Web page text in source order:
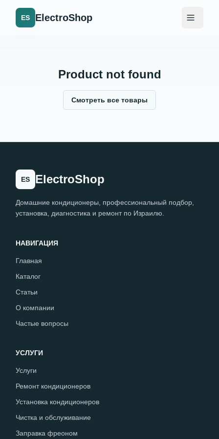
ES ElectroShop
Product not found
Смотреть все товары
ES ElectroShop
Домашние кондиционеры, профессиональный подбор,
установка, диагностика и ремонт по Израилю.
НАВИГАЦИЯ
Главная
Каталог
Статьи
О компании
Частые вопросы
УСЛУГИ
Услуги
Ремонт кондиционеров
Установка кондиционеров
Чистка и обслуживание
Заправка фреоном